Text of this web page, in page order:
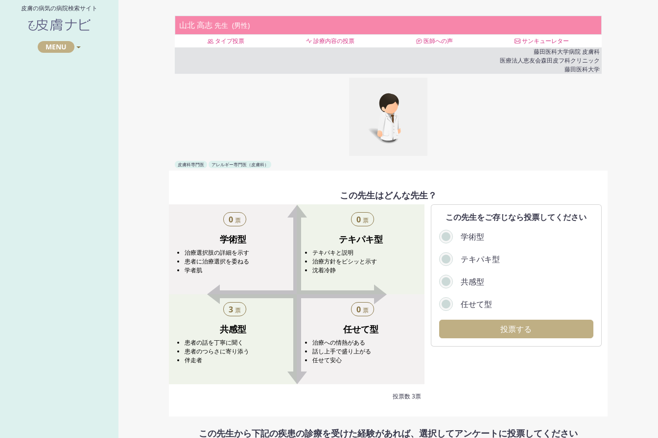
皮膚の病気の病院検索サイト
MENU
山北 高志 先生 男性
タイプ投票 診療内容の投票 医師への声
サンキューレター
藤田医科大学病院 皮膚科
医療法人恵友会森田皮フ科クリニック
藤田医科大学
皮膚科専門医 アレルギー専門医（皮膚科）
この先生はどんな先生？
0 票
学術型
治療選択肢の詳細を示す
患者に治療選択を委ねる
学者肌
0 票
テキパキ型
テキパキと説明
治療方針をビシッと示す
沈着冷静
3 票
共感型
患者の話を丁寧に聞く
患者のつらさに寄り添う
伴走者
0 票
任せて型
治療への情熱がある
話し上手で盛り上がる
任せて安心
投票数 3票
この​先生を​ご存じなら​投票してください
学術型
テキパキ型
共感型
任せて型
投票する
この先生から下記の疾患の診療を受けた経験があれば、選択してアンケートに投票してください